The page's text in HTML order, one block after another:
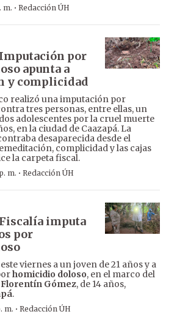
m. · Redacción ÚH
por
apunta a
y complicidad
realizó una imputación por
tres personas, entre ellas, un
adolescentes por la cruel muerte
en la ciudad de Caazapá. La
desaparecida desde el
complicidad y las cajas
la carpeta fiscal.
m. · Redacción ÚH
imputa
por
viernes a un joven de 21 años y a
homicidio doloso, en el marco del
Florentín Gómez, de 14 años,
.
m. · Redacción ÚH